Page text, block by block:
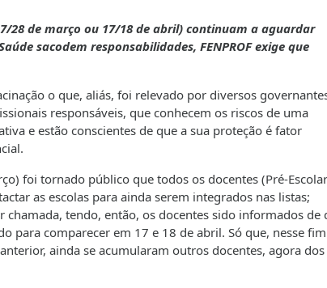
28 de março ou 17/18 de abril) continuam a aguardar
sacodem responsabilidades, FENPROF exige que
o que, aliás, foi relevado por diversos
responsáveis, que conhecem os riscos de uma
e estão conscientes de que a sua proteção é fator
foi tornado público que todos os docentes (Pré-
as escolas para ainda serem integrados nas listas;
tendo, então, os docentes sido informados de
para comparecer em 17 e 18 de abril. Só que, nesse
ainda se acumularam outros docentes, agora dos